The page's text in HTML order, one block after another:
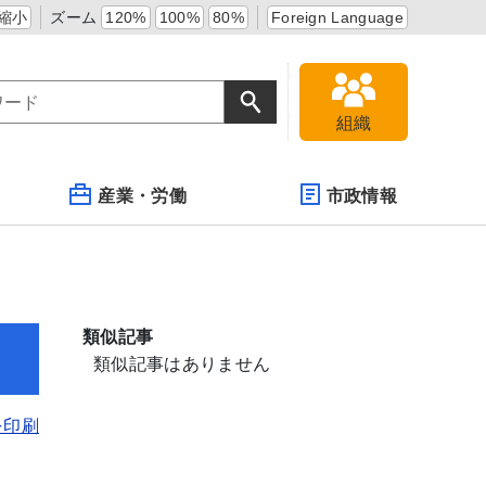
小 ズーム 120% 100% 80% Foreign Language
組織
産業・労働 市政情報
刷
類似記事
類似記事はありません